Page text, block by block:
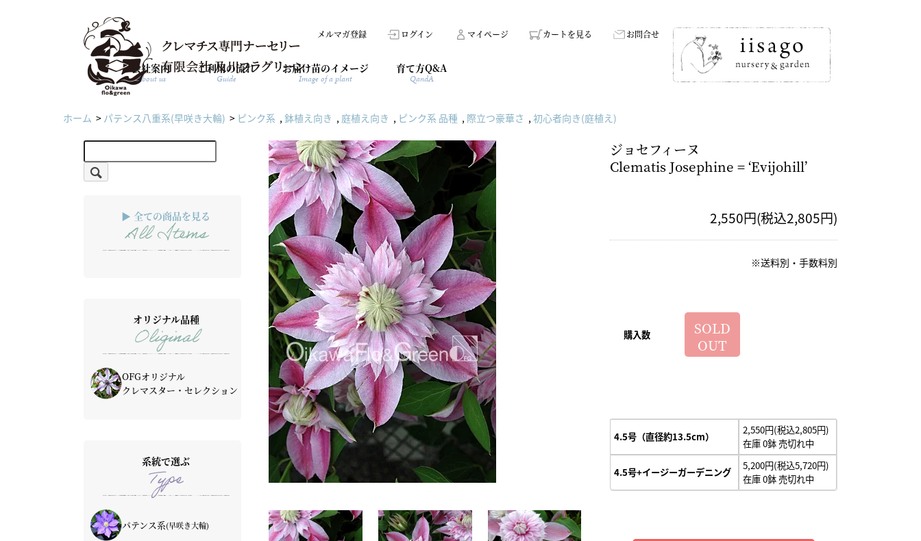
メルマガ登録 ログイン マイページ カートを見る お問合せ
会社案内
About us
ご利用の流れ
Guide
お届け苗のイメージ
Image of a plant
育て方Q&A
QandA
ホーム > パテンス八重系(早咲き大輪) > ピンク系 , 鉢植え向き , 庭植え向き , ピンク系 品種 , 際立つ豪華さ , 初心者向き(庭植え)
▶ 全ての商品を見る
All Items
オリジナル品種
Oliginal
OFGオリジナル
クレマスター・セレクション
系統で選ぶ
Type
パテンス系(早咲き大輪)
ジョセフィーヌ
Clematis Josephine = ‘Evijohill’
2,550円(税込2,805円)
※送料別・手数料別
購入数
SOLD
OUT
4.5号（直径約13.5cm）
2,550円(税込2,805円)
在庫 0鉢 売切れ中
4.5号+イージーガーデニング
5,200円(税込5,720円)
在庫 0鉢 売切れ中